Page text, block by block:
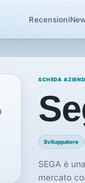
Recensioni
SCHEDA
Sviluppatore
SEGA è
mercato